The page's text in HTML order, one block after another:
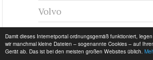
Damit dieses Internetportal ordnungsgemäß funktioniert, legen
wir manchmal kleine Dateien – sogenannte Cookies – auf
Gerät ab. Das ist bei den meisten großen Websites üblich.
Volvo
vw